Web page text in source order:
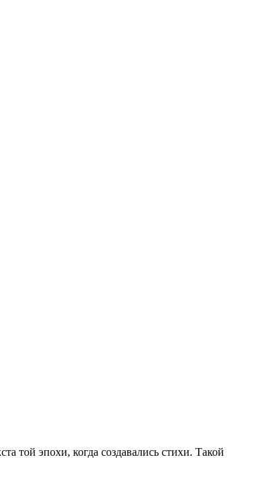
той эпохи, когда создавались стихи. Такой